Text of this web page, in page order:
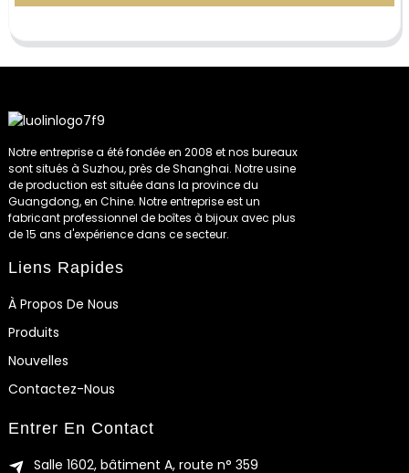
Notre entreprise a été fondée en 2008 et nos bureaux
sont situés à Suzhou, près de Shanghai. Notre usine
de production est située dans la province du
Guangdong, en Chine. Notre entreprise est un
fabricant professionnel de boîtes à bijoux avec plus
de 15 ans d'expérience dans ce secteur.
Liens Rapides
À Propos De Nous
Produits
Nouvelles
Contactez-Nous
Entrer En Contact
Salle 1602, bâtiment A, route n° 359